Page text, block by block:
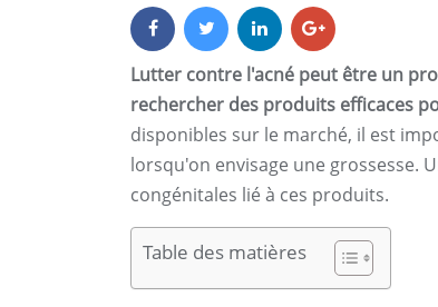
Lutter contre l'acné peut être un
rechercher des produits efficaces
disponibles sur le marché, il est
lorsqu'on envisage une grossesse.
congénitales lié à ces produits.
Table des matières